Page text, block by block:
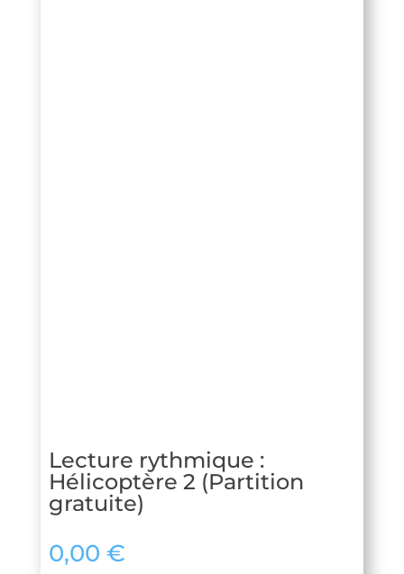
Lecture rythmique :
Hélicoptère 2 (Partition
gratuite)
0,00 €